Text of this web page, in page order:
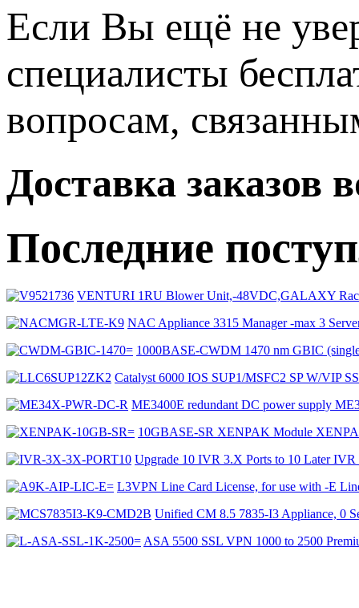
Если Вы ещё не
специалисты
вопросам,
Доставка заказов
Последние
VENTURI 1RU Blower Unit,-48VDC,GALAXY
NAC Appliance 3315 Manager -max 3
1000BASE-CWDM 1470 nm GBIC
Catalyst 6000 IOS SUP1/MSFC2 SP W/VIP
ME3400E redundant DC power supply
10GBASE-SR XENPAK Module
Upgrade 10 IVR 3.X Ports to 10 Later
L3VPN Line Card License, for use with -E
Unified CM 8.5 7835-I3 Appliance, 0
ASA 5500 SSL VPN 1000 to 2500